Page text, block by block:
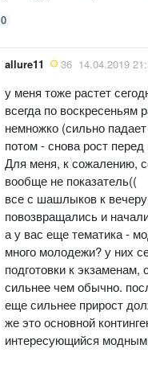
0
allure11 36 14.04.2019
у меня тоже растет
всегда по воскресеньям
немножко (сильно
потом - снова рост
Для меня, к сожалению,
вообще не показатель((
все с шашлыков к вечеру
повозвращались и
а у вас еще тематика -
много молодежи? у них
подготовки к экзаменам,
сильнее чем обычно.
еще сильнее прирост
же это основной
интересующийся